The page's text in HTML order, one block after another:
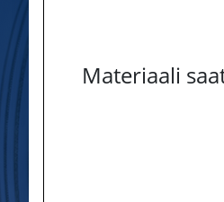
Materiaali